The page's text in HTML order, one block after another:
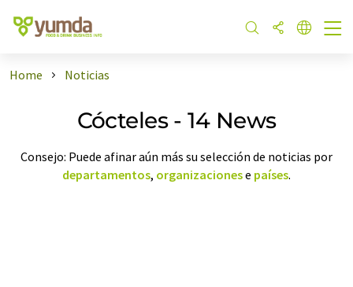
Home Noticias
Cócteles - 14 News
Consejo: Puede afinar aún más su selección de noticias por
departamentos, organizacionese países.